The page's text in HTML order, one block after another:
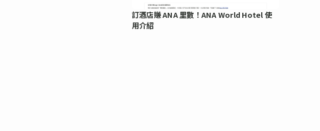
訂酒店賺 ANA 里數！ANA World Hotel 使
用介紹